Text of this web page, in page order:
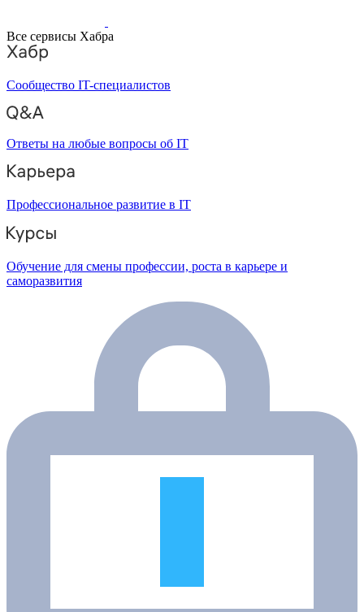
Все сервисы Хабра
Сообщество IT-специалистов
Ответы на любые вопросы об IT
Профессиональное развитие в IT
Обучение для смены профессии, роста в карьере и
саморазвития